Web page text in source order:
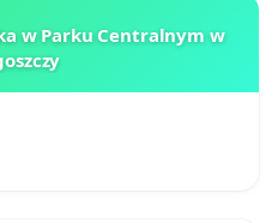
w Parku Centralnym w